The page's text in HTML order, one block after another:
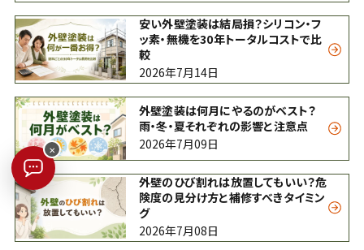
安い外壁塗装は結局損？シリコン・フ
ッ素・無機を30年トータルコストで比
較
2026年7月14日
外壁塗装は何月にやるのがベスト？
雨・冬・夏それぞれの影響と注意点
2026年7月09日
外壁のひび割れは放置してもいい？危
険度の見分け方と補修すべきタイミン
グ
2026年7月08日
×